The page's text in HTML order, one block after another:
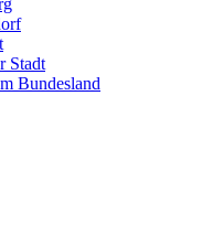
Stadt
Bundesland